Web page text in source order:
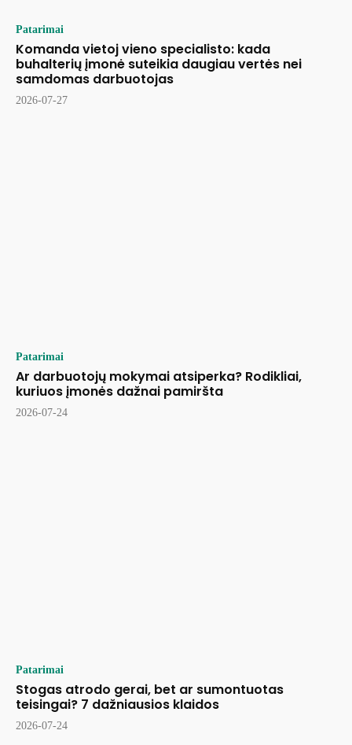
Patarimai
Komanda vietoj vieno specialisto: kada
buhalterių įmonė suteikia daugiau vertės nei
samdomas darbuotojas
2026-07-27
Patarimai
Ar darbuotojų mokymai atsiperka? Rodikliai,
kuriuos įmonės dažnai pamiršta
2026-07-24
Patarimai
Stogas atrodo gerai, bet ar sumontuotas
teisingai? 7 dažniausios klaidos
2026-07-24